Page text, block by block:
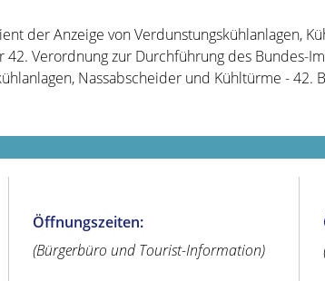
der Anzeige von Verdunstungskühlanlagen,
Verordnung zur Durchführung des Bundes-
Nassabscheider und Kühltürme - 42.
Öffnungszeiten:
(Bürgerbüro und Tourist-Information)